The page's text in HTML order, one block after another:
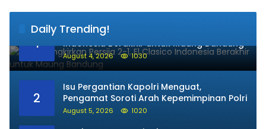
Daily Trending!
1
Persib Singkirkan Persija 2-1, El Clasico
Indonesia Berakhir untuk Maung Bandung
August 4, 2026 1030
2
Isu Pergantian Kapolri Menguat,
Pengamat Soroti Arah Kepemimpinan Polri
August 5, 2026 1020